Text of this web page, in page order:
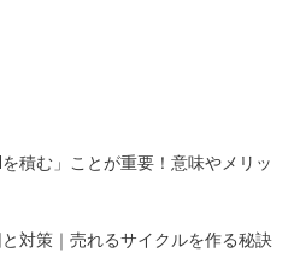
積む」ことが重要！意味やメリッ
対策｜売れるサイクルを作る秘訣